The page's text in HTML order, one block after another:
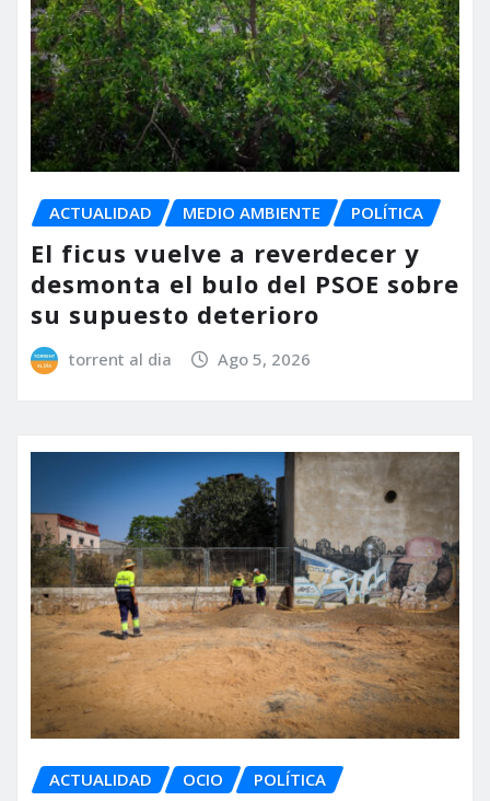
ACTUALIDAD MEDIO AMBIENTE POLÍTICA
El ficus vuelve a reverdecer y
desmonta el bulo del PSOE sobre
su supuesto deterioro
torrent al dia Ago 5, 2026
ACTUALIDAD OCIO POLÍTICA